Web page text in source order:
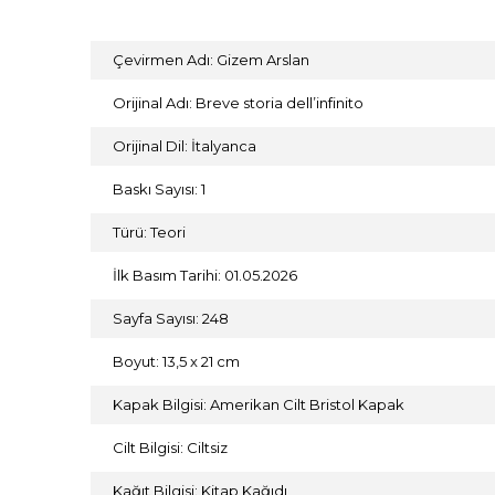
Çevirmen Adı: Gizem Arslan
Orijinal Adı: Breve storia dell’infinito
Orijinal Dil: İtalyanca
Baskı Sayısı: 1
Türü: Teori
İlk Basım Tarihi: 01.05.2026
Sayfa Sayısı: 248
Boyut: 13,5 x 21 cm
Kapak Bilgisi: Amerikan Cilt Bristol Kapak
Cilt Bilgisi: Ciltsiz
Kağıt Bilgisi: Kitap Kağıdı